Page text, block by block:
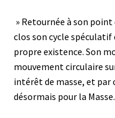
» Retournée à son
clos son cycle spéculatif
propre existence. Son
mouvement circulaire
intérêt de masse, et
désormais pour la